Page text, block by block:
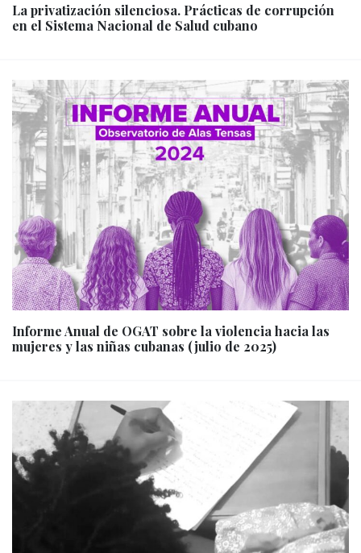
La privatización silenciosa. Prácticas de corrupción
en el Sistema Nacional de Salud cubano
Informe Anual de OGAT sobre la violencia hacia las
mujeres y las niñas cubanas (julio de 2025)